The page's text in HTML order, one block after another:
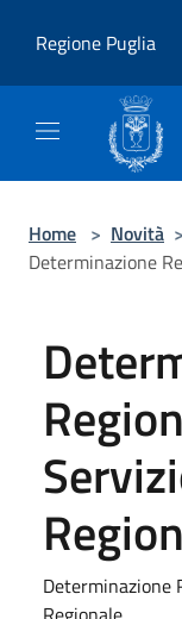
Regione Puglia
Home > Novità >
Determinazione
Determinazione